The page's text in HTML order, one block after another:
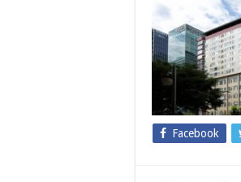
Facebook